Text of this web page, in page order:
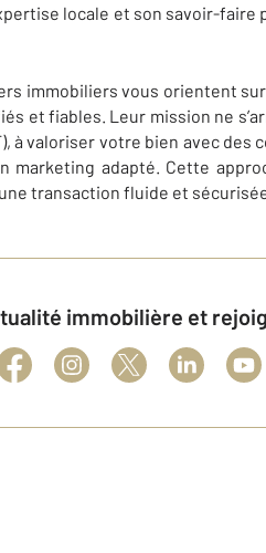
locale et son savoir-faire
immobiliers vous orientent
et fiables. Leur mission ne
à valoriser votre bien avec des
marketing adapté. Cette
transaction fluide et
immobilière et